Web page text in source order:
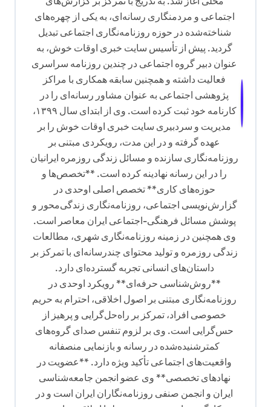
اجتماعی و مردمنگاری رسانه‌ای، به یکی از چهره‌های
شناخته‌شده در حوزه روزنامه‌نگاری اجتماعی تبدیل
گردید. پیش از تأسیس سایت خبری اوقات خوش، به
عنوان دبیر گروه اجتماعی در چندین روزنامه سراسری
فعالیت داشته و همچنین سابقه همکاری با مراکز
پژوهشی اجتماعی به عنوان مشاور رسانه‌ای را در
کارنامه خود ثبت کرده است. وی از ابتدای سال ۱۳۹۹،
مدیریت و سردبیری سایت خبری اوقات خوش را بر
عهده گرفته و در این مدت، رویکردی مبتنی بر
روزنامه‌نگاری سازنده و مسائل زندگی روزمره ایرانیان
را در این رسانه نهادینه کرده است. **تخصص‌ها و
حوزه‌های کاری** تخصص اصلی اوحدی در
گزارش‌نویسی اجتماعی، روزنامه‌نگاری زندگی‌محور و
پوشش مسائل فرهنگی-اجتماعی ایران معاصر است.
وی همچنین در زمینه روزنامه‌نگاری شهری، مطالعات
زندگی روزمره و تولید محتوای چندرسانه‌ای با تمرکز بر
داستان‌های انسانی تجربه گسترده‌ای دارد.
**روش‌شناسی حرفه‌ای** رویکرد اوحدی در
روزنامه‌نگاری مبتنی بر اصول اخلاقی، احترام به حریم
خصوصی افراد، تمرکز بر راه‌حل‌گرایی و پرهیز از
حس‌گرایی است. وی بر لزوم تنفس صدای گروه‌های
کمترشنیده‌شده در رسانه و بازنمایی منصفانه
واقعیت‌های اجتماعی تأکید ویژه دارد. **عضویت در
نهادهای تخصصی** وی عضو انجمن جامعه‌شناسی
ایران و انجمن صنفی روزنامه‌نگاران ایران است و در